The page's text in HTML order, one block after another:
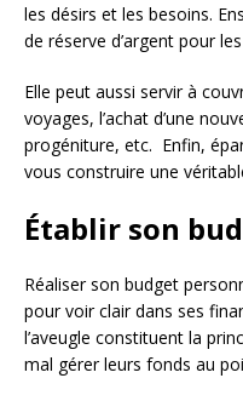
les désirs et les besoins.
de réserve d’argent pour
Elle peut aussi servir à
voyages, l’achat d’une
progéniture, etc. Enfin,
vous construire une
Établir son
Réaliser son budget
pour voir clair dans ses
l’aveugle constituent la
mal gérer leurs fonds au